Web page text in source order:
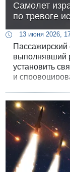
Самолет
по тревоге
13 июня 2026,
Пассажирский
выполнявший
установить
и